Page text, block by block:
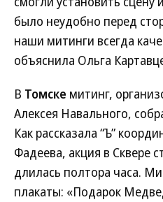
было неудобно перед
наши митинги всегда
объяснила Ольга
В Томске митинг,
Алексея Навального,
Как рассказала “Ъ”
Фадеева, акция в Сквере
длилась полтора часа.
плакаты: «Подарок